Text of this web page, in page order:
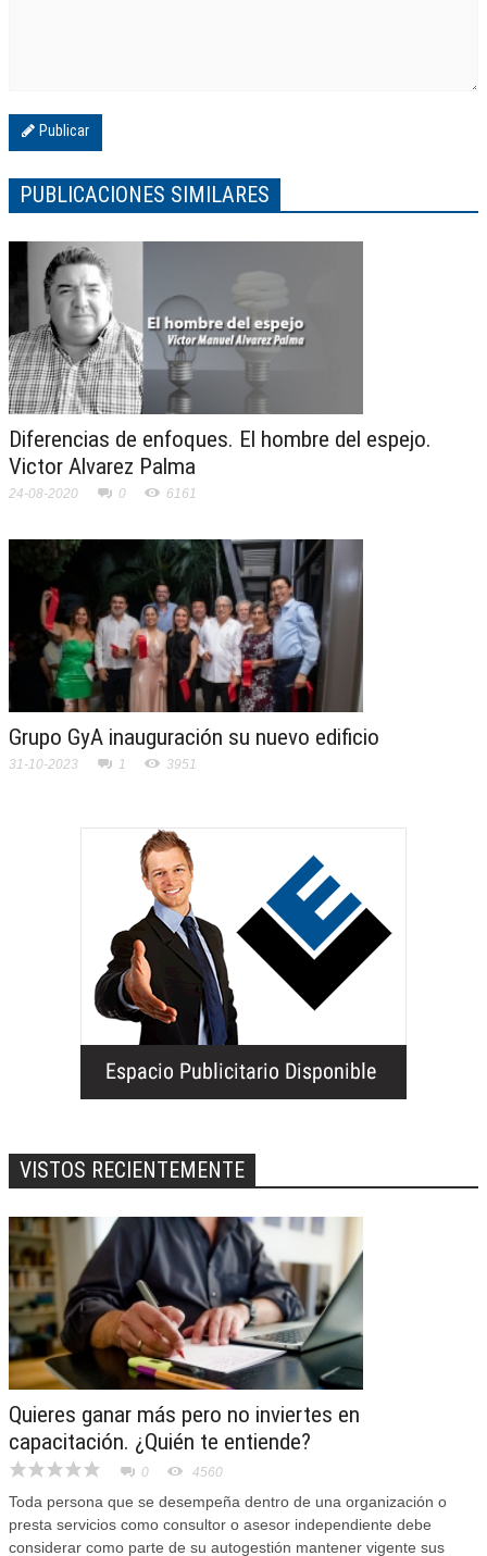
Publicar
PUBLICACIONES SIMILARES
Diferencias de enfoques. El hombre del espejo.
Victor Alvarez Palma
24-08-2020 0 6161
Grupo GyA inauguración su nuevo edificio
31-10-2023 1 3951
VISTOS RECIENTEMENTE
Quieres ganar más pero no inviertes en
capacitación. ¿Quién te entiende?
0 4560
Toda persona que se desempeña dentro de una organización o
presta servicios como consultor o asesor independiente debe
considerar como parte de su autogestión mantener vigente sus